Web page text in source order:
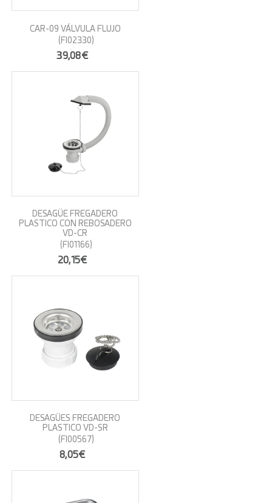
CAR-09 VÁLVULA FLUJO
(FI02330)
39,08€
DESAGÜE FREGADERO
PLASTICO CON REBOSADERO
VD-CR
(FI01166)
20,15€
DESAGÜES FREGADERO
PLASTICO VD-SR
(FI00567)
8,05€